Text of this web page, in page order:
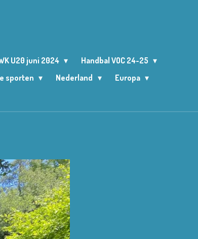
U20 juni 2024
Handbal VOC 24-25
sporten Nederland
Europa